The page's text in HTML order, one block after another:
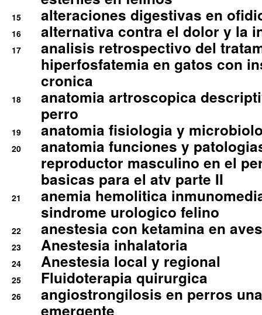
15 alteraciones digestivas en
16 alternativa contra el dolor y la
17
analisis retrospectivo del
hiperfosfatemia en gatos con
cronica
18
anatomia artroscopica
perro
19 anatomia fisiologia y
20
anatomia funciones y
reproductor masculino en el
basicas para el atv parte II
21
anemia hemolitica
sindrome urologico felino
22 anestesia con ketamina en
23 Anestesia inhalatoria
24 Anestesia local y regional
25 Fluidoterapia quirurgica
26
angiostrongilosis en perros
emergente